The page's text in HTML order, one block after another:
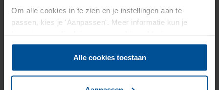
Om alle cookies in te zien en je instellingen aan te
passen, kies je 'Aanpassen'. Meer informatie kun je
Alle cookies toestaan